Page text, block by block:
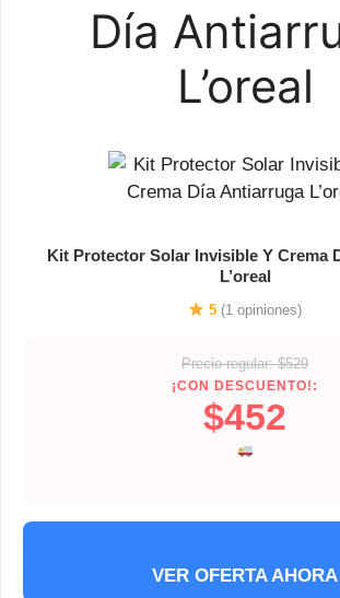
Día
L’oreal
Kit Protector Solar Invisible Y Crema
L’oreal
5 (1 opiniones)
Precio regular: $529
¡CON DESCUENTO!:
$452
VER OFERTA AHORA